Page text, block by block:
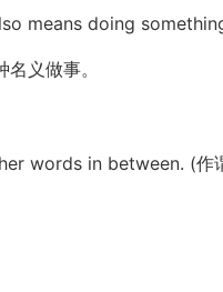
means doing
义做事。
words in between. (作